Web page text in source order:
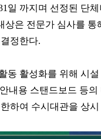
일 까지며 선정된 단
상은 전문가 심사를
정한다.
동 활성화를 위해 시
내용 스탠드보드 등의
하여 수시대관을 상